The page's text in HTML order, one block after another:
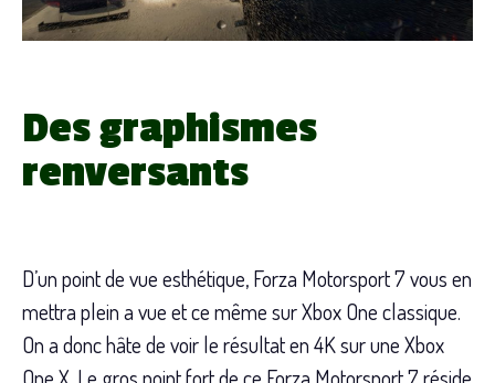
Des graphismes
renversants
D’un point de vue esthétique, Forza Motorsport 7 vous en
mettra plein a vue et ce même sur Xbox One classique.
On a donc hâte de voir le résultat en 4K sur une Xbox